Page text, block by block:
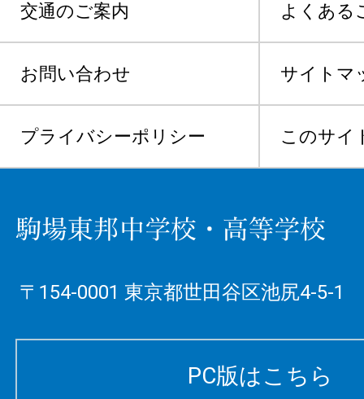
交通のご案内 よくある
お問い合わせ サイトマ
プライバシーポリシー このサイ
〒154-0001 東京都世田谷区池尻4-5-1
PC版はこちら